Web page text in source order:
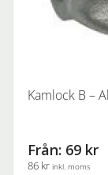
Kamlock B –
Från: 69 kr
86 kr inkl. moms